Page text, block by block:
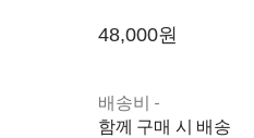
48,000원
배송비 -
함께 구매 시 배송